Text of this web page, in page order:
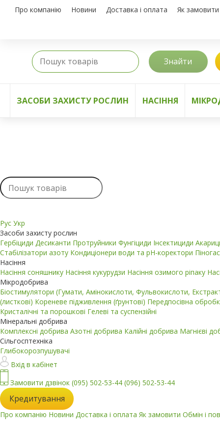
Про компанію Новини Доставка і оплата Як замовити
Знайти
ЗАСОБИ ЗАХИСТУ РОСЛИН НАСІННЯ
Рус Укр
Засоби захисту рослин
Гербіциди Десиканти Протруйники Фунгіциди Інсектициди
Стабілізатори азоту Кондиціонери води та pH-коректори
Насіння
Насіння соняшнику Насіння кукурудзи Насіння озимого ріпаку
Мікродобрива
Біостимулятори (Гумати, Амінокислоти, Фульвокислоти,
(листкові) Кореневе підживлення (ґрунтові) Передпосівна
Кристалічні та порошкові Гелеві та суспензійні
Мінеральні добрива
Комплексні добрива Азотні добрива Калійні добрива Магнієві
Сільгосптехніка
Глибокорозпушувачі
Вхід в кабінет
Замовити дзвінок (095) 502-53-44 (096) 502-53-44
Кредитування
Про компанію Новини Доставка і оплата Як замовити Обмін і